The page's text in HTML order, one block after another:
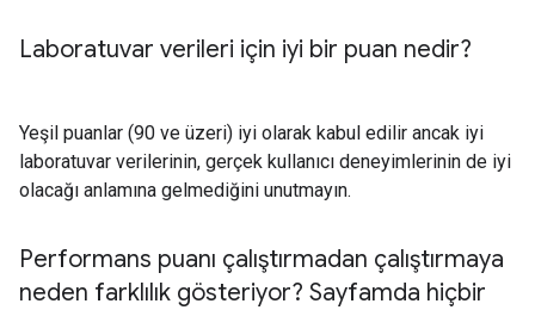
Laboratuvar verileri için iyi bir puan nedir?
Yeşil puanlar (90 ve üzeri) iyi olarak kabul edilir ancak iyi
laboratuvar verilerinin, gerçek kullanıcı deneyimlerinin de iyi
olacağı anlamına gelmediğini unutmayın.
Performans puanı çalıştırmadan çalıştırmaya
neden farklılık gösteriyor? Sayfamda hiçbir